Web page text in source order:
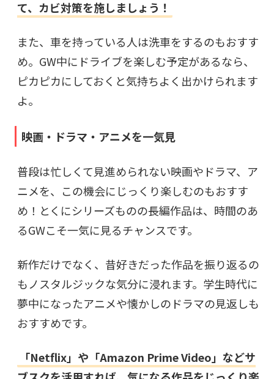
て、カビ対策を施しましょう！
また、車を持っている人は洗車をするのもおすす
め。GW中にドライブを楽しむ予定があるなら、
ピカピカにしておくと気持ちよく出かけられます
よ。
映画・ドラマ・アニメを一気見
普段は忙しくて見進められない映画やドラマ、ア
ニメを、この機会にじっくり楽しむのもおすす
め！とくにシリーズものの長編作品は、時間のあ
るGWこそ一気に見るチャンスです。
新作だけでなく、昔好きだった作品を振り返るの
もノスタルジックな気分に浸れます。学生時代に
夢中になったアニメや懐かしのドラマの見返しも
おすすめです。
「Netflix」や「Amazon Prime Video」などサ